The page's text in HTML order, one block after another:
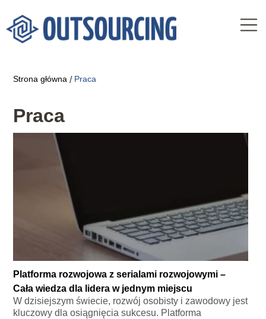
Strona główna / Praca
Praca
Platforma rozwojowa z serialami rozwojowymi –
Cała wiedza dla lidera w jednym miejscu
W dzisiejszym świecie, rozwój osobisty i zawodowy jest
kluczowy dla osiągnięcia sukcesu. Platforma